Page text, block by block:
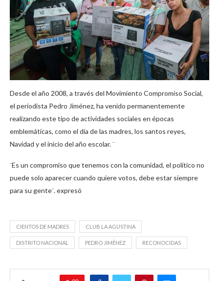
Desde el año 2008, a través del Movimiento Compromiso Social,
el periodista Pedro Jiménez, ha venido permanentemente
realizando este tipo de actividades sociales en épocas
emblemáticas, como el día de las madres, los santos reyes,
Navidad y el inicio del año escolar. ¨
¨Es un compromiso que tenemos con la comunidad, el político no
puede solo aparecer cuando quiere votos, debe estar siempre
para su gente¨. expresó
CIENTOS DE MADRES CLUB LA AGUSTINA
DISTRITO NACIONAL PEDRO JIMÉNEZ RECONOCIDAS